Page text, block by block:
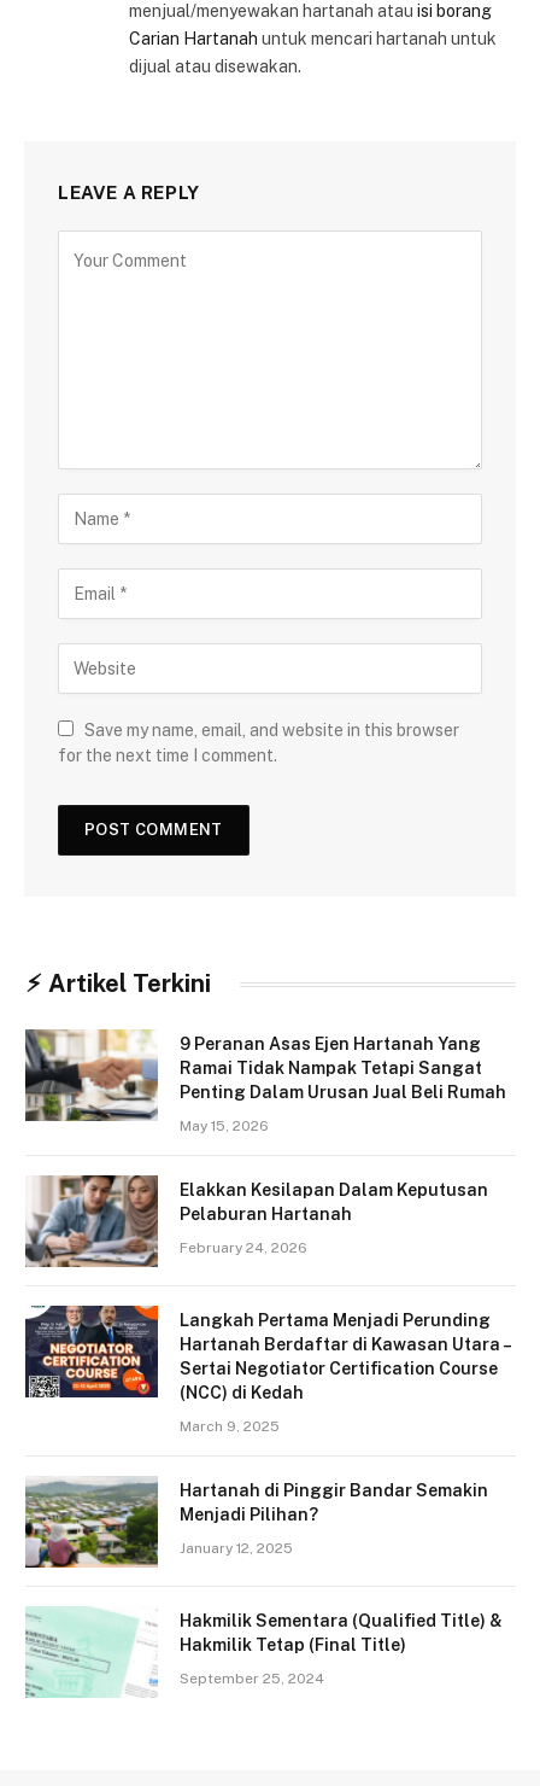
menjual/menyewakan hartanah atau isi borang
Carian Hartanah untuk mencari hartanah untuk
dijual atau disewakan.
LEAVE A REPLY
Save my name, email, and website in this browser
for the next time I comment.
⚡︎ Artikel Terkini
9 Peranan Asas Ejen Hartanah Yang
Ramai Tidak Nampak Tetapi Sangat
Penting Dalam Urusan Jual Beli Rumah
May 15, 2026
Elakkan Kesilapan Dalam Keputusan
Pelaburan Hartanah
February 24, 2026
Langkah Pertama Menjadi Perunding
Hartanah Berdaftar di Kawasan Utara –
Sertai Negotiator Certification Course
(NCC) di Kedah
March 9, 2025
Hartanah di Pinggir Bandar Semakin
Menjadi Pilihan?
January 12, 2025
Hakmilik Sementara (Qualified Title) &
Hakmilik Tetap (Final Title)
September 25, 2024